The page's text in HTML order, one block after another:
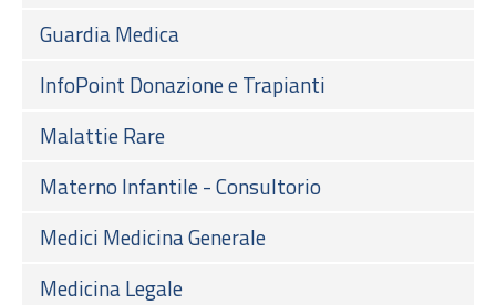
Guardia Medica
InfoPoint Donazione e Trapianti
Malattie Rare
Materno Infantile - Consultorio
Medici Medicina Generale
Medicina Legale